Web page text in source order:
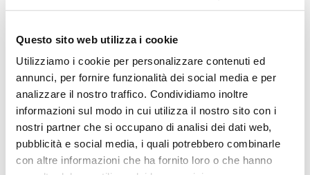
Questo sito web utilizza i cookie
Utilizziamo i cookie per personalizzare contenuti ed
annunci, per fornire funzionalità dei social media e per
analizzare il nostro traffico. Condividiamo inoltre
informazioni sul modo in cui utilizza il nostro sito con i
nostri partner che si occupano di analisi dei dati web,
pubblicità e social media, i quali potrebbero combinarle
con altre informazioni che ha fornito loro o che hanno